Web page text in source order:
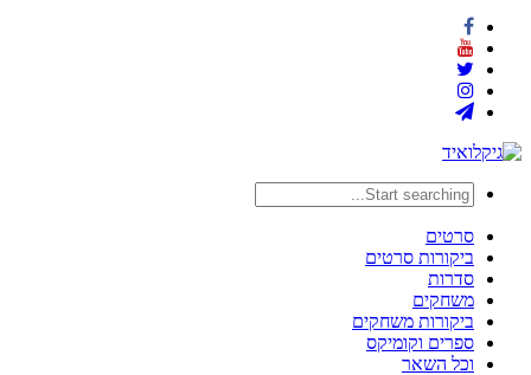
סרטים
ביקורות סרטים
סדרות
משחקים
ביקורות משחקים
ספרים וקומיקס
וכל השאר